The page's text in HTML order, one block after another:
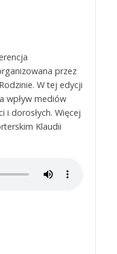
przez
W tej edycji
wpływ mediów
i dorosłych. Więcej
Klaudii